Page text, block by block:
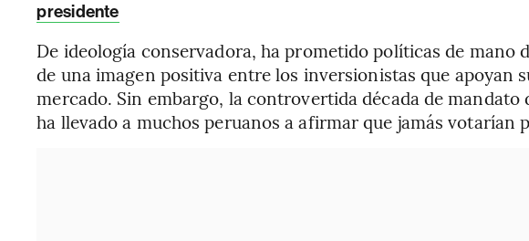
presidente
De ideología conservadora, ha prometido políticas de mano
de una imagen positiva entre los inversionistas que apoyan
mercado. Sin embargo, la controvertida década de mandato
ha llevado a muchos peruanos a afirmar que jamás votarían